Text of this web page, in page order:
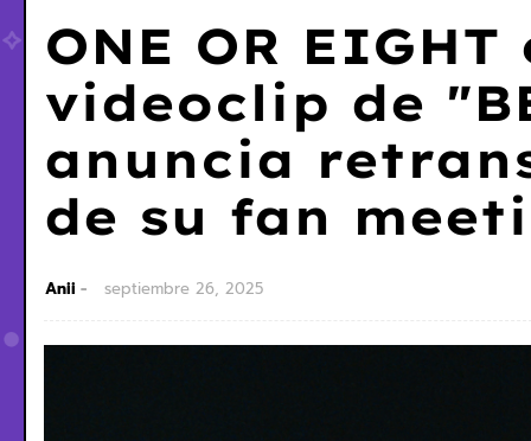
ONE OR
videoclip de
anuncia
de su fan
Anii septiembre 26, 2025